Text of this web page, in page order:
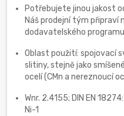
Potřebujete jinou jakost
Náš prodejní tým připraví
dodavatelského
Oblast použití: spojovací
slitiny, stejně jako
ocelí (CMn a nereznoucí
Wnr. 2.4155; DIN EN
Ni-1